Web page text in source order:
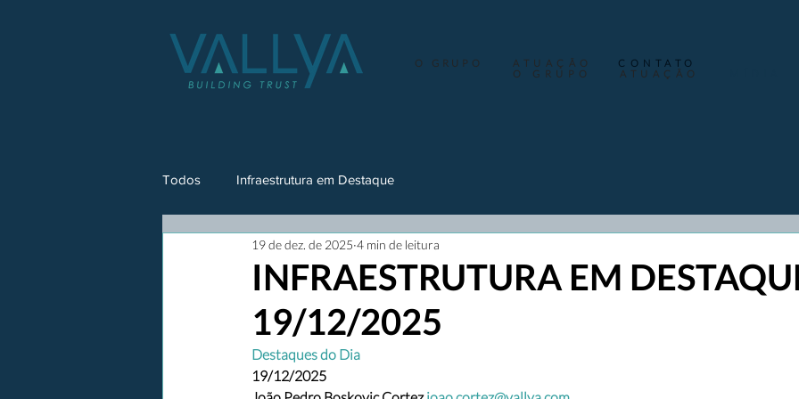
O GRUPO ATUAÇÃO
CONTATO
O GRUPO
ATUAÇÃO
Todos Infraestrutura em Destaque
INFRAESTRUTURA EM
19/12/2025
19 de dez. de 2025 4 min de leitura
Destaques do Dia
19/12/2025